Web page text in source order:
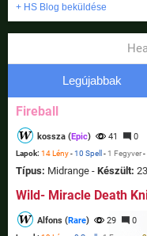
+ HS Blog beküldése
Legújabbak
Fireball
kossza (Epic) 41 0
Lapok: 14 Lény-10 Spell - 1 Fegyver-
Típus: Midrange - Készült:
Wild- Miracle Death
Alfons (Rare) 29 0